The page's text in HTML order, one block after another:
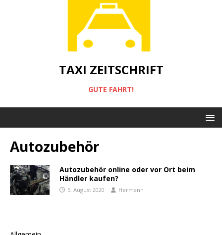
TAXI ZEITSCHRIFT
GUTE FAHRT!
Autozubehör
Autozubehör online oder vor Ort beim
Händler kaufen?
5. August 2020 Hermann